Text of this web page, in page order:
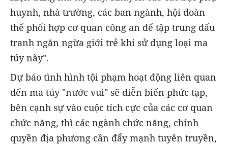
huynh, nhà trường, các ban ngành, hội đoàn
thể phối hợp cơ quan công an để tập trung đấu
tranh ngăn ngừa giới trẻ khi sử dụng loại ma
túy này".
Dự báo tình hình tội phạm hoạt động liên quan
đến ma túy "nước vui" sẽ diễn biến phức tạp,
bên cạnh sự vào cuộc tích cực của các cơ quan
chức năng, thì các ngành chức năng, chính
quyền địa phương cần đẩy mạnh tuyên truyền,